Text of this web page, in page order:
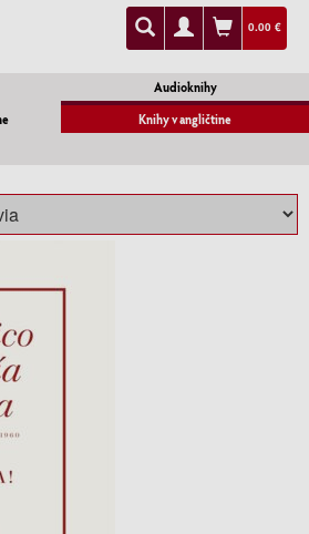
0.00 €
Audioknihy
Knihy v angličtine